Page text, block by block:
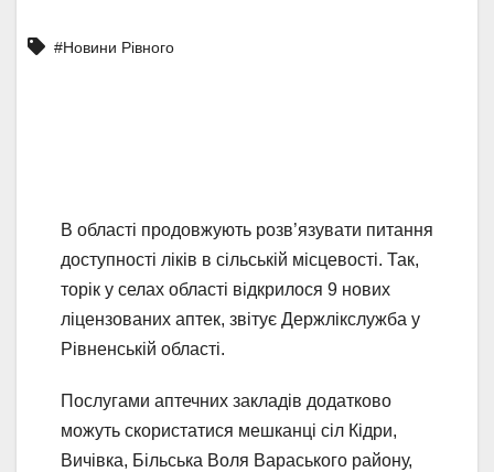
#Новини Рівного
В області продовжують розв’язувати питання
доступності ліків в сільській місцевості. Так,
торік у селах області відкрилося 9 нових
ліцензованих аптек, звітує Держлікслужба у
Рівненській області.
Послугами аптечних закладів додатково
можуть скористатися мешканці сіл Кідри,
Вичівка, Більська Воля Вараського району,